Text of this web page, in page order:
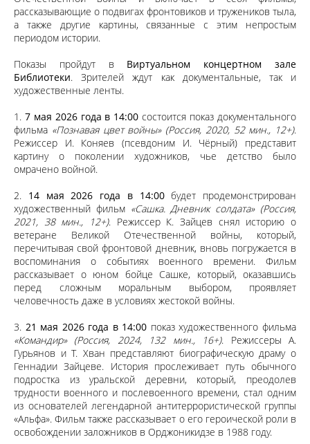
рассказывающие о подвигах фронтовиков и тружеников тыла,
а также другие картины, связанные с этим непростым
периодом истории.
Показы пройдут в Виртуальном концертном зале
Библиотеки. Зрителей ждут как документальные, так и
художественные ленты.
1. 7 мая 2026 года в 14:00 состоится показ документального
фильма «Познавая цвет войны» (Россия, 2020, 52 мин., 12+).
Режиссер И. Коняев (псевдоним И. Чёрный) представит
картину о поколении художников, чье детство было
омрачено войной.
2. 14 мая 2026 года в 14:00будет продемонстрирован
художественный фильм «Сашка. Дневник солдата» (Россия,
2021, 38 мин., 12+). Режиссер К. Зайцев снял историю о
ветеране Великой Отечественной войны, который,
перечитывая свой фронтовой дневник, вновь погружается в
воспоминания о событиях военного времени. Фильм
рассказывает о юном бойце Сашке, который, оказавшись
перед сложным моральным выбором, проявляет
человечность даже в условиях жестокой войны.
3. 21 мая 2026 года в 14:00 показ художественного фильма
«Командир» (Россия, 2024, 132 мин., 16+). Режиссеры А.
Гурьянов и Т. Хван представляют биографическую драму о
Геннадии Зайцеве. История прослеживает путь обычного
подростка из уральской деревни, который, преодолев
трудности военного и послевоенного времени, стал одним
из основателей легендарной антитеррористической группы
«Альфа». Фильм также рассказывает о его героической роли в
освобождении заложников в Орджоникидзе в 1988 году.